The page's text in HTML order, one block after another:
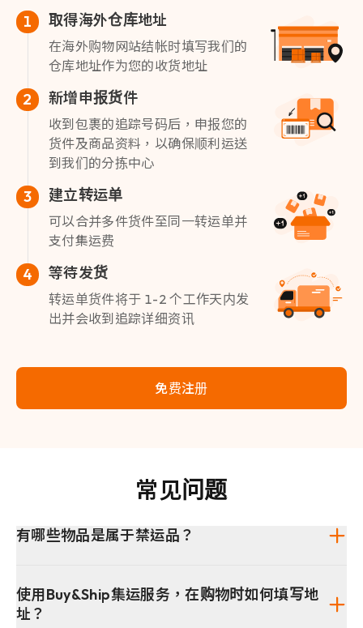
1 取得海外仓库地址
在海外购物网站结帐时填写我们的
仓库地址作为您的收货地址
2 新增申报货件
收到包裹的追踪号码后，申报您的
货件及商品资料，以确保顺利运送
到我们的分拣中心
3 建立转运单
可以合并多件货件至同一转运单并
支付集运费
4 等待发货
转运单货件将于 1-2 个工作天内发
出并会收到追踪详细资讯
免费注册
常见问题
有哪些物品是属于禁运品？
使用Buy&Ship集运服务，在购物时如何填写地
址？